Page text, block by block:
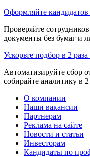
Оформляйте
Проверяйте
документы без бумаг и
Ускорьте подбор в 2
Автоматизируйте сбор
собирайте аналитику в
О компании
Наши вакансии
Партнерам
Реклама на сайте
Новости и статьи
Инвесторам
Кандидаты по